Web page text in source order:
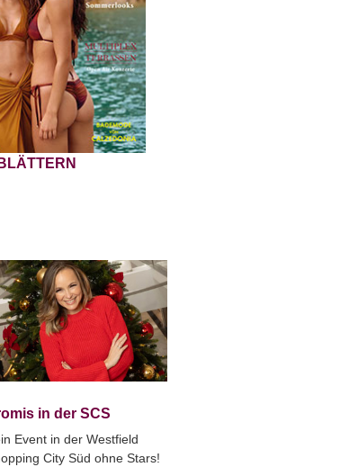
in der SCS
Event in der Westfield
City Süd ohne Stars!